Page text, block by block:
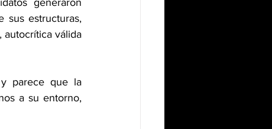
generaron
sus estructuras,
autocrítica válida
parece que la
a su entorno,